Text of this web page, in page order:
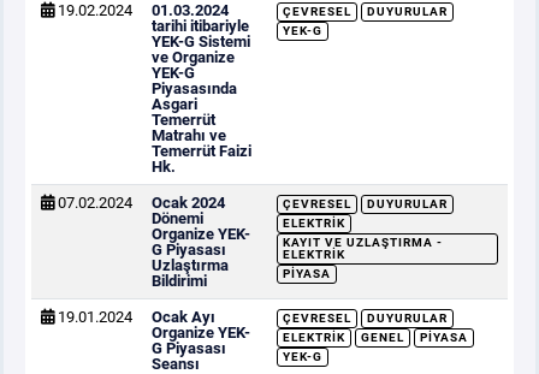
19.02.2024
01.03.2024
tarihi itibariyle
YEK-G Sistemi
ve Organize
YEK-G
Piyasasında
Asgari
Temerrüt
Matrahı ve
Temerrüt Faizi
Hk.
ÇEVRESEL
DUYURULAR
YEK-G
07.02.2024
Ocak 2024
Dönemi
Organize YEK-
G Piyasası
Uzlaştırma
Bildirimi
ÇEVRESEL
DUYURULAR
ELEKTRIK
KAYIT VE UZLAŞTIRMA -
ELEKTRIK
PIYASA
19.01.2024
Ocak Ayı
Organize YEK-
G Piyasası
Seansı
ÇEVRESEL
DUYURULAR
ELEKTRIK
GENEL
PIYASA
YEK-G